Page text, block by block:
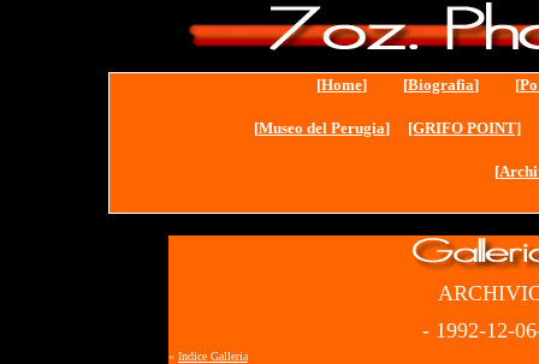
[Home] [Biografia] [
[Museo del Perugia] [GRIFO POINT]
[
- 1992-12-
« Indice Galleria